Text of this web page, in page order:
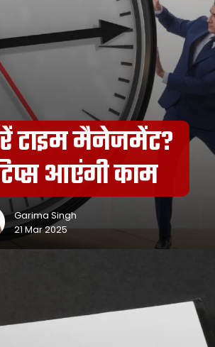
टाइम मैनेजमेंट?
आएंगी काम
Garima Singh
21 Mar 2025